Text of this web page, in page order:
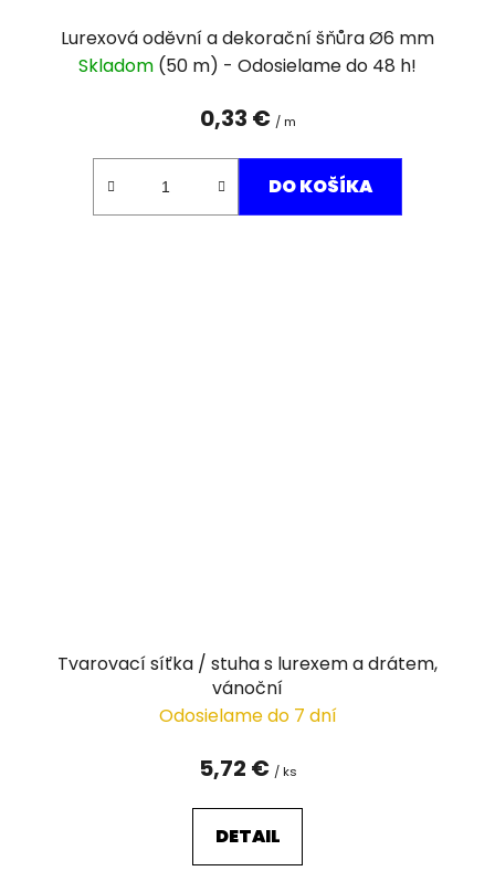
Lurexová oděvní a dekorační šňůra Ø6 mm
Skladom (50 m)
0,33 € / m
DO KOŠÍKA
Tvarovací síťka / stuha s lurexem a drátem,
vánoční
Odosielame do 7 dní
5,72 € / ks
DETAIL